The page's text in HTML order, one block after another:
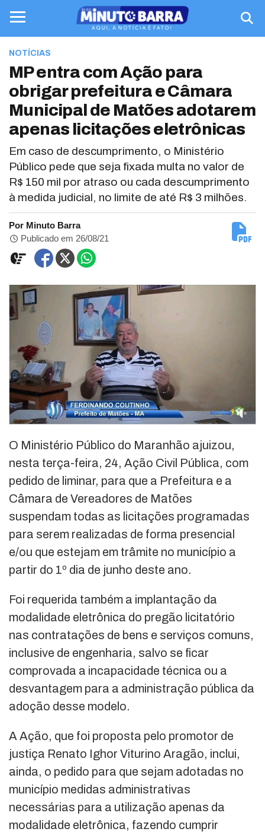
NOTÍCIAS
MP entra com Ação para
obrigar prefeitura e Câmara
Municipal de Matões adotarem
apenas licitações eletrônicas
Em caso de descumprimento, o Ministério
Público pede que seja fixada multa no valor de
R$ 150 mil por atraso ou cada descumprimento
à medida judicial, no limite de até R$ 3 milhões.
Por Minuto Barra
Publicado em 26/08/21
O Ministério Público do Maranhão ajuizou,
nesta terça-feira, 24, Ação Civil Pública, com
pedido de liminar, para que a Prefeitura e a
Câmara de Vereadores de Matões
suspendam todas as licitações programadas
para serem realizadas de forma presencial
e/ou que estejam em trâmite no município a
partir do 1º dia de junho deste ano.
Foi requerida também a implantação da
modalidade eletrônica do pregão licitatório
nas contratações de bens e serviços comuns,
inclusive de engenharia, salvo se ficar
comprovada a incapacidade técnica ou a
desvantagem para a administração pública da
adoção desse modelo.
A Ação, que foi proposta pelo promotor de
justiça Renato Ighor Viturino Aragão, inclui,
ainda, o pedido para que sejam adotadas no
município medidas administrativas
necessárias para a utilização apenas da
modalidade eletrônica, fazendo cumprir